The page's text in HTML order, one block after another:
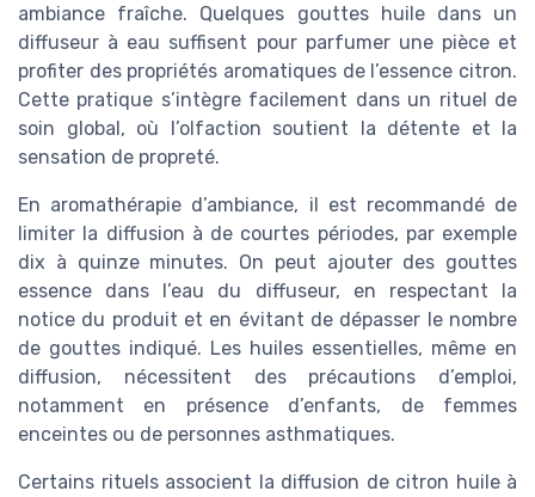
ambiance fraîche. Quelques gouttes huile dans un
diffuseur à eau suffisent pour parfumer une pièce et
profiter des propriétés aromatiques de l’essence citron.
Cette pratique s’intègre facilement dans un rituel de
soin global, où l’olfaction soutient la détente et la
sensation de propreté.
En aromathérapie d’ambiance, il est recommandé de
limiter la diffusion à de courtes périodes, par exemple
dix à quinze minutes. On peut ajouter des gouttes
essence dans l’eau du diffuseur, en respectant la
notice du produit et en évitant de dépasser le nombre
de gouttes indiqué. Les huiles essentielles, même en
diffusion, nécessitent des précautions d’emploi,
notamment en présence d’enfants, de femmes
enceintes ou de personnes asthmatiques.
Certains rituels associent la diffusion de citron huile à